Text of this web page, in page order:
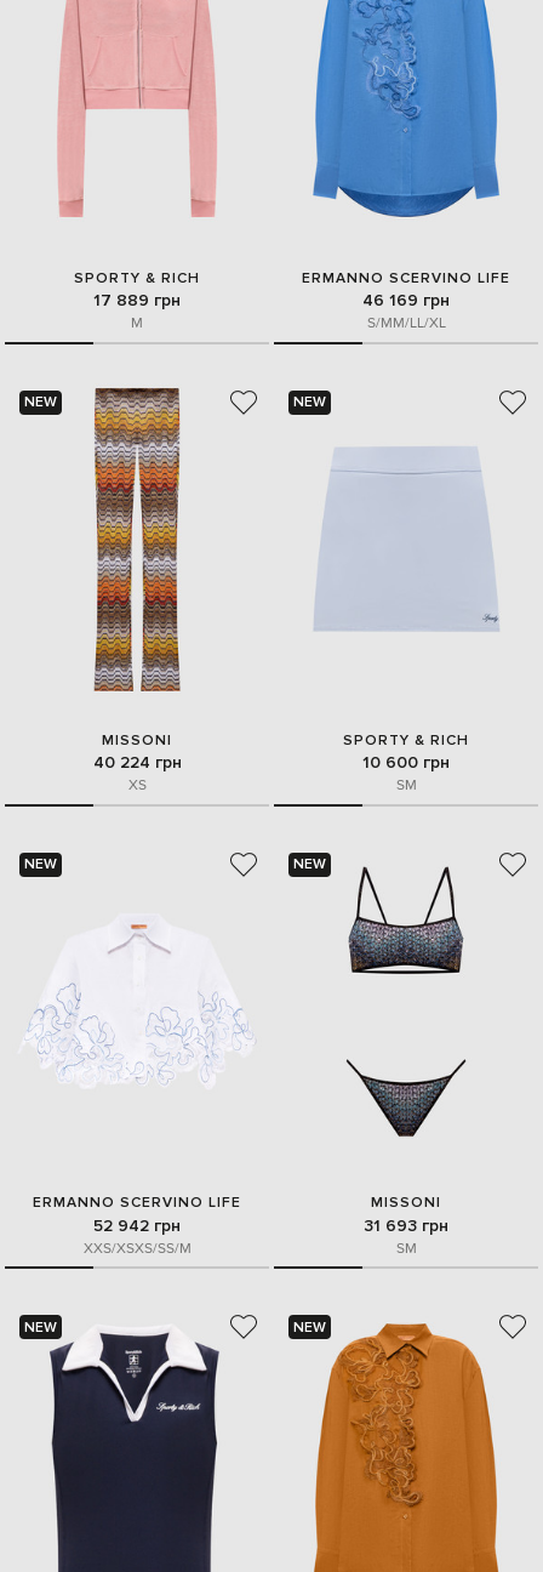
SPORTY & RICH
17 889 грн
M
ERMANNO SCERVINO LIFE
46 169 грн
S/MM/LL/XL
NEW
MISSONI
40 224 грн
XS
NEW
SPORTY & RICH
10 600 грн
SM
NEW
ERMANNO SCERVINO LIFE
52 942 грн
XXS/XSXS/SS/M
NEW
MISSONI
31 693 грн
SM
NEW NEW